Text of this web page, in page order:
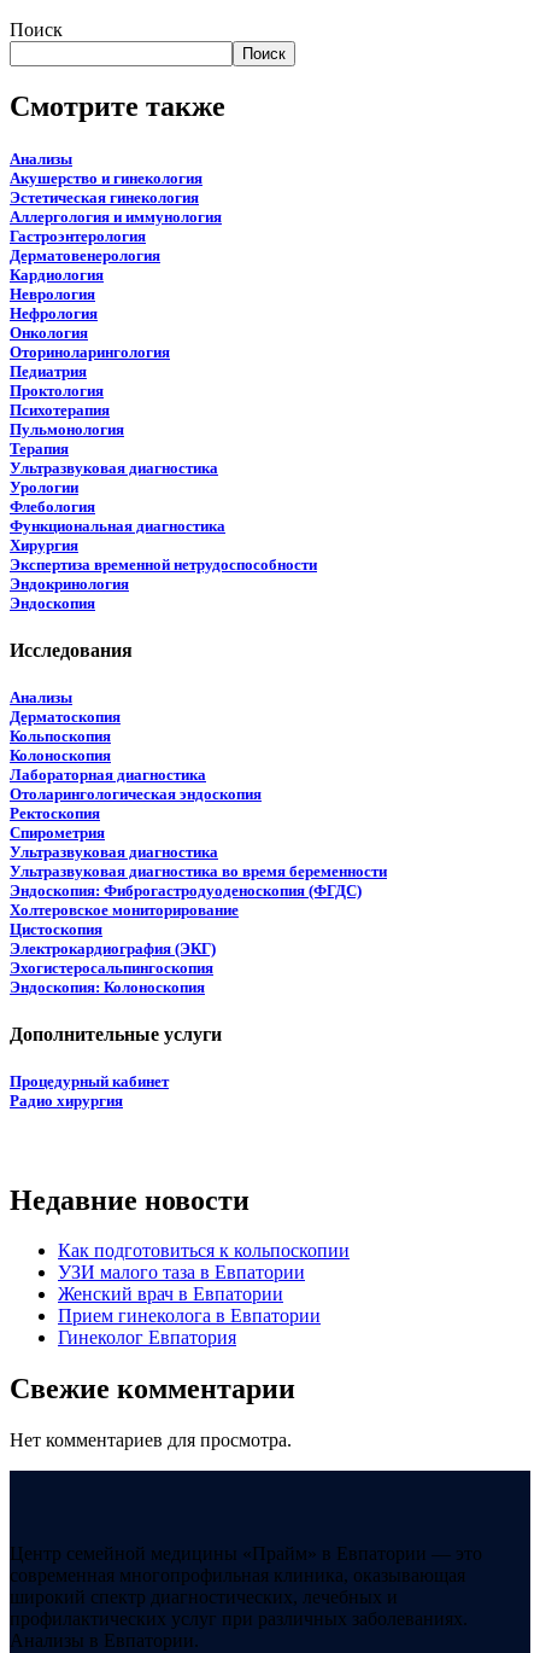
Поиск
Поиск
Смотрите также
Анализы
Акушерство и гинекология
Эстетическая гинекология
Аллергология и иммунология
Гастроэнтерология
Дерматовенерология
Кардиология
Неврология
Нефрология
Онкология
Оториноларингология
Педиатрия
Проктология
Психотерапия
Пульмонология
Терапия
Ультразвуковая диагностика
Урологии
Флебология
Функциональная диагностика
Хирургия
Экспертиза временной нетрудоспособности
Эндокринология
Эндоскопия
Исследования
Анализы
Дерматоскопия
Кольпоскопия
Колоноскопия
Лабораторная диагностика
Отоларингологическая эндоскопия
Ректоскопия
Спирометрия
Ультразвуковая диагностика
Ультразвуковая диагностика во время беременности
Эндоскопия: Фиброгастродуоденоскопия (ФГДС)
Холтеровское мониторирование
Цистоскопия
Электрокардиография (ЭКГ)
Эхогистеросальпингоскопия
Эндоскопия: Колоноскопия
Дополнительные услуги
Процедурный кабинет
Радио хирургия
Недавние новости
Как подготовиться к кольпоскопии
УЗИ малого таза в Евпатории
Женский врач в Евпатории
Прием гинеколога в Евпатории
Гинеколог Евпатория
Свежие комментарии
Нет комментариев для просмотра.
Центр семейной медицины «Прайм» в Евпатории — это
современная многопрофильная клиника, оказывающая
широкий спектр диагностических, лечебных и
профилактических услуг при различных заболеваниях.
Анализы в Евпатории.